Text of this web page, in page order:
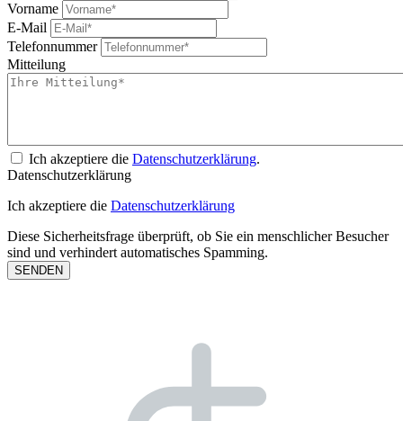
Vorname
E-Mail
Telefonnummer
Mitteilung
Ich akzeptiere die Datenschutzerklärung.
Datenschutzerklärung
Ich akzeptiere die Datenschutzerklärung
Diese Sicherheitsfrage überprüft, ob Sie ein menschlicher Besucher
sind und verhindert automatisches Spamming.